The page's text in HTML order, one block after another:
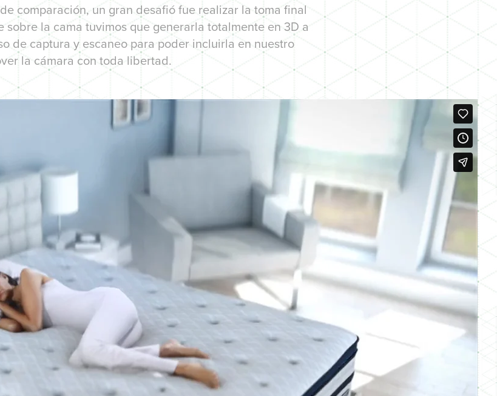
comparación, un gran desafió fue realizar la toma final
la cama tuvimos que generarla totalmente en 3D a
de captura y escaneo para poder incluirla en nuestro
la cámara con toda libertad.